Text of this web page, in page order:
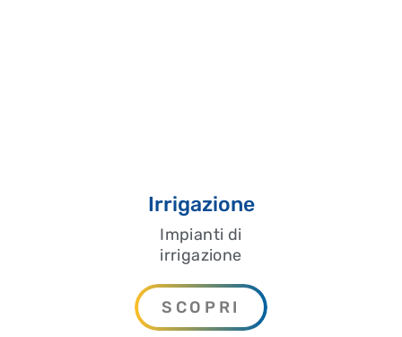
Irrigazione
Impianti di
irrigazione
SCOPRI